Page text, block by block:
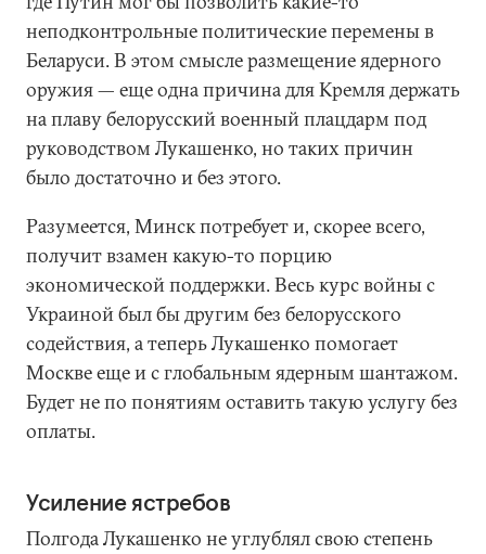
неподконтрольные политические перемены в
Беларуси. В этом смысле размещение ядерного
оружия — еще одна причина для Кремля держать
на плаву белорусский военный плацдарм под
руководством Лукашенко, но таких причин
было достаточно и без этого.
Разумеется, Минск потребует и, скорее всего,
получит взамен какую-то порцию
экономической поддержки. Весь курс войны с
Украиной был бы другим без белорусского
содействия, а теперь Лукашенко помогает
Москве еще и с глобальным ядерным шантажом.
Будет не по понятиям оставить такую услугу без
оплаты.
Усиление ястребов
Полгода Лукашенко не углублял свою степень